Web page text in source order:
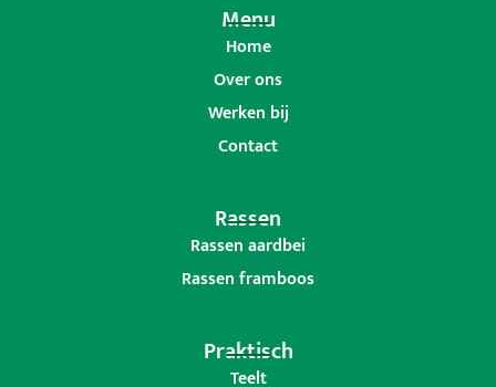
Menu
Home
Over ons
Werken bij
Contact
Rassen
Rassen aardbei
Rassen framboos
Praktisch
Teelt